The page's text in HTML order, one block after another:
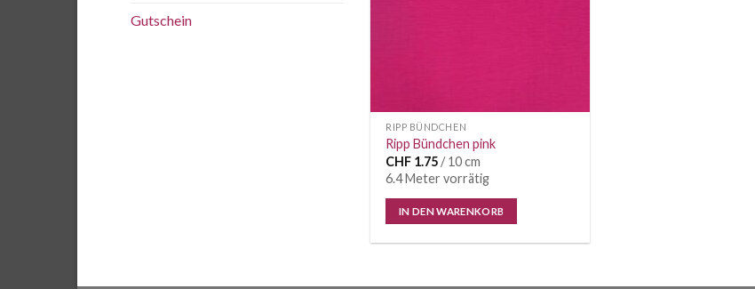
Gutschein
RIPP BÜNDCHEN
Ripp Bündchen pink
CHF 1.75/ 10 cm
6.4 Meter vorrätig
IN DEN WARENKORB